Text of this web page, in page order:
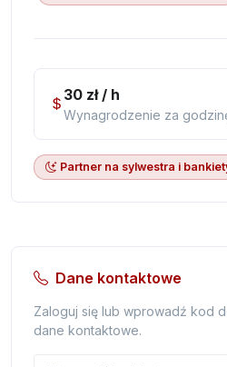
30 zł / h
Wynagrodzenie za
Partner na sylwestra i
Dane kontaktowe
Zaloguj się lub wprowadź kod
dane kontaktowe.